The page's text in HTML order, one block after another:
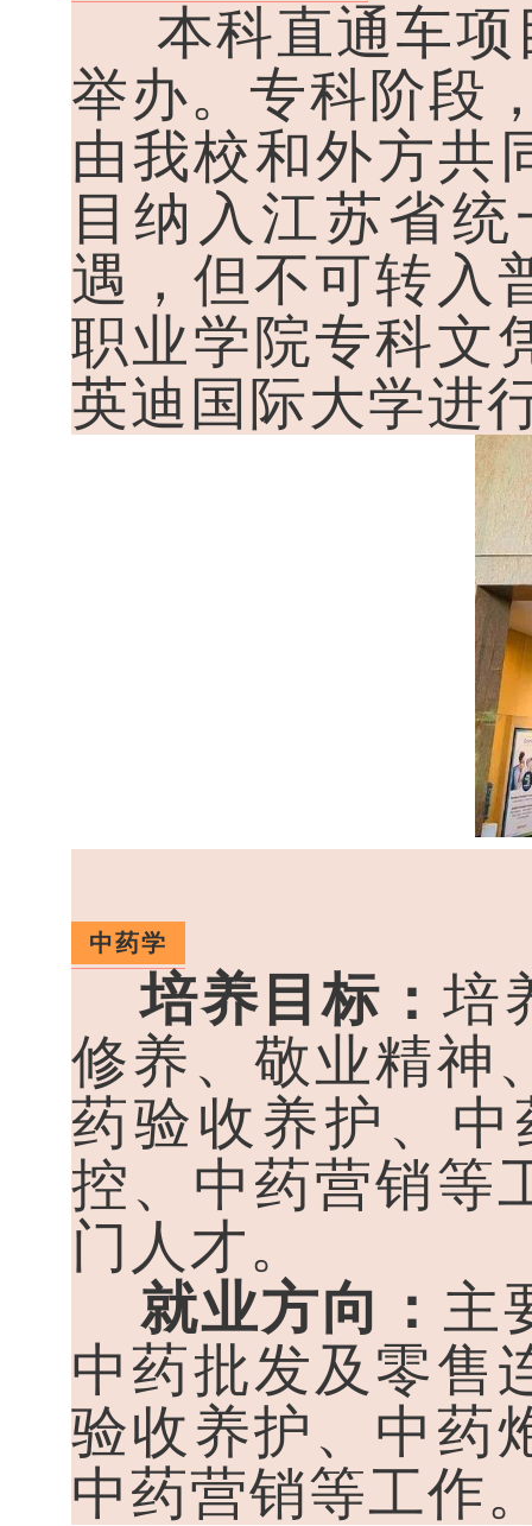
本科直通车项
举办。专科阶段
由我校和外方共
目纳入江苏省
遇，但不可转入
职业学院专科文
英迪国际大学进
中药学
培养目标： 培
修养、敬业精神
药验收养护、
控、中药营销等
门人才。
就业方向： 主
中药批发及零售
验收养护、中药
中药营销等工作